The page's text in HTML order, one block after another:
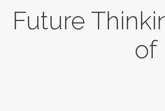
Future
of